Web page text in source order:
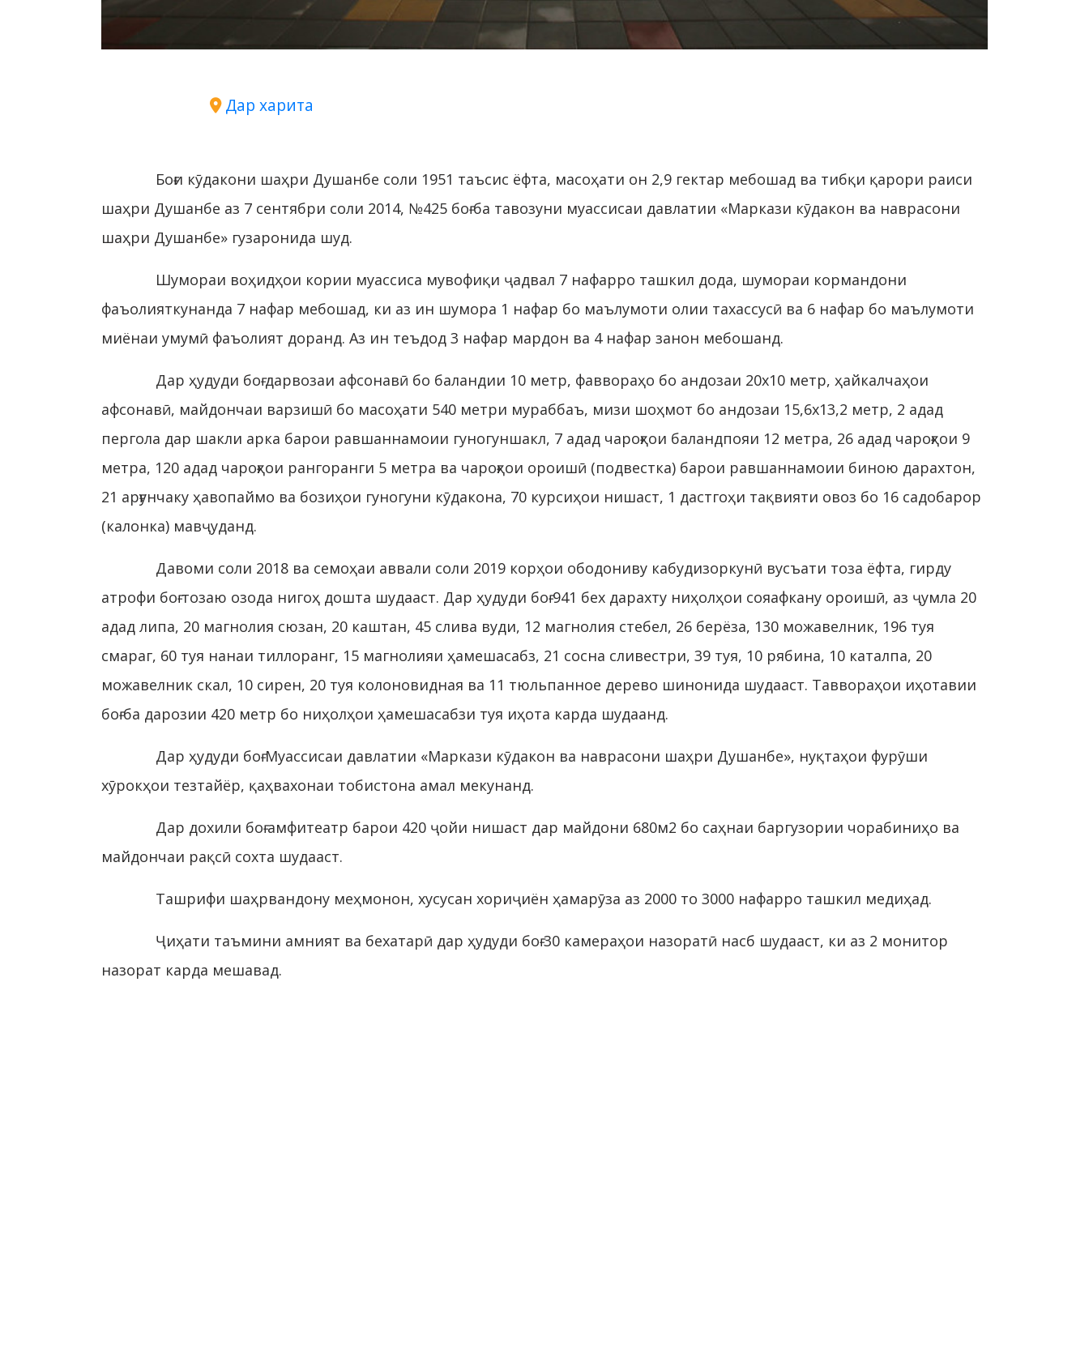
Дар харита
Боғи кӯдакони шаҳри Душанбе соли 1951 таъсис ёфта, масоҳати он 2,9 гектар мебошад ва тибқи қарори раиси
шаҳри Душанбе аз 7 сентябри соли 2014, №425 боғ ба тавозуни муассисаи давлатии «Маркази кӯдакон ва наврасони
шаҳри Душанбе» гузаронида шуд.
Шумораи воҳидҳои кории муассиса мувофиқи ҷадвал 7 нафарро ташкил дода, шумораи кормандони
фаъолияткунанда 7 нафар мебошад, ки аз ин шумора 1 нафар бо маълумоти олии тахассусӣ ва 6 нафар бо маълумоти
миёнаи умумӣ фаъолият доранд. Аз ин теъдод 3 нафар мардон ва 4 нафар занон мебошанд.
Дар ҳудуди боғ дарвозаи афсонавӣ бо баландии 10 метр, фаввораҳо бо андозаи 20х10 метр, ҳайкалчаҳои
афсонавӣ, майдончаи варзишӣ бо масоҳати 540 метри мураббаъ, мизи шоҳмот бо андозаи 15,6х13,2 метр, 2 адад
пергола дар шакли арка барои равшаннамоии гуногуншакл, 7 адад чароғҳои баландпояи 12 метра, 26 адад чароғҳои 9
метра, 120 адад чароғҳои рангоранги 5 метра ва чароғҳои ороишӣ (подвестка) барои равшаннамоии биною дарахтон,
21 арғунчаку ҳавопаймо ва бозиҳои гуногуни кӯдакона, 70 курсиҳои нишаст, 1 дастгоҳи тақвияти овоз бо 16 садобарор
(калонка) мавҷуданд.
Давоми соли 2018 ва семоҳаи аввали соли 2019 корҳои ободониву кабудизоркунӣ вусъати тоза ёфта, гирду
атрофи боғ тозаю озода нигоҳ дошта шудааст. Дар ҳудуди боғ 941 бех дарахту ниҳолҳои сояафкану ороишӣ, аз ҷумла 20
адад липа, 20 магнолия сюзан, 20 каштан, 45 слива вуди, 12 магнолия стебел, 26 берёза, 130 можавелник, 196 туя
смараг, 60 туя нанаи тиллоранг, 15 магнолияи ҳамешасабз, 21 сосна сливестри, 39 туя, 10 рябина, 10 каталпа, 20
можавелник скал, 10 сирен, 20 туя колоновидная ва 11 тюльпанное дерево шинонида шудааст. Таввораҳои иҳотавии
боғ ба дарозии 420 метр бо ниҳолҳои ҳамешасабзи туя иҳота карда шудаанд.
Дар ҳудуди боғ Муассисаи давлатии «Маркази кӯдакон ва наврасони шаҳри Душанбе», нуқтаҳои фурӯши
хӯрокҳои тезтайёр, қаҳвахонаи тобистона амал мекунанд.
Дар дохили боғ амфитеатр барои 420 ҷойи нишаст дар майдони 680м2 бо саҳнаи баргузории чорабиниҳо ва
майдончаи рақсӣ сохта шудааст.
Ташрифи шаҳрвандону меҳмонон, хусусан хориҷиён ҳамарӯза аз 2000 то 3000 нафарро ташкил медиҳад.
Ҷиҳати таъмини амният ва бехатарӣ дар ҳудуди боғ 30 камераҳои назоратӣ насб шудааст, ки аз 2 монитор
назорат карда мешавад.